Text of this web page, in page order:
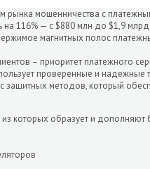
рынка мошенничества с
116% — с $880 млн до $1,9
магнитных полос
– приоритет платежного
проверенные и надежные
защитных методов, который
которых образует и дополняют